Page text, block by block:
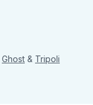
Ghost & Tripoli